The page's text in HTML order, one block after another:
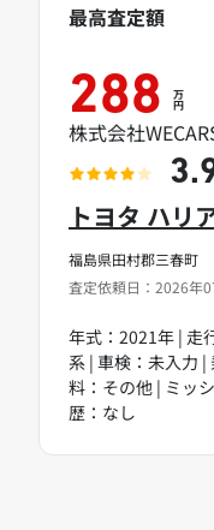
福島県田村郡三春町
査定依頼日：2026年
トヨタ ハリ
年式：2021年 | 走
系 | 車検：未入力 |
料：その他 | ミッ
歴：なし
最高査定額
288 万
円
株式会社